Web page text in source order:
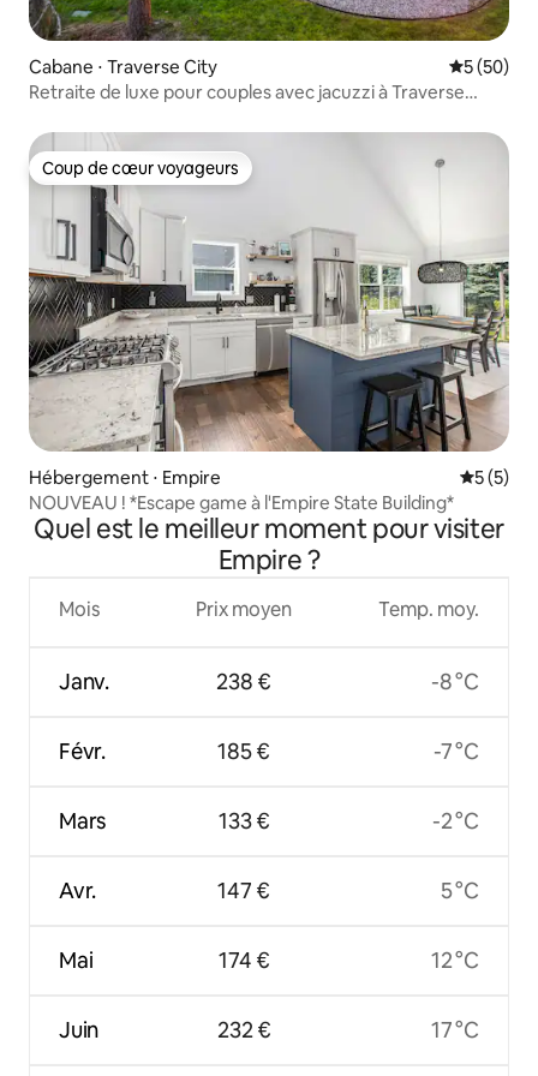
Cabane ⋅ Traverse City
5 (50)
Retraite de luxe pour couples avec jacuzzi à Traverse
Coup de cœur voyageurs
Coup de cœur voyageurs
Hébergement ⋅ Empire
5 (5)
NOUVEAU ! *Escape game à l'Empire State Building*
Quel est le meilleur moment pour visiter
Empire ?
Mois
Janv.
Févr.
Mars
Avr.
Mai
Juin
Prix moyen
238 €
185 €
133 €
147 €
174 €
232 €
Temp. moy.
-8 °C
-7 °C
-2 °C
5 °C
12 °C
17 °C